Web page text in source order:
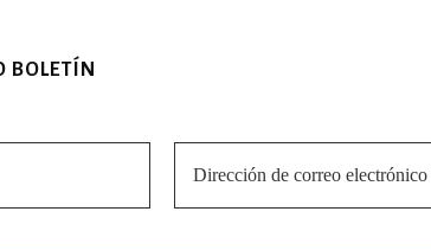
BOLETÍN